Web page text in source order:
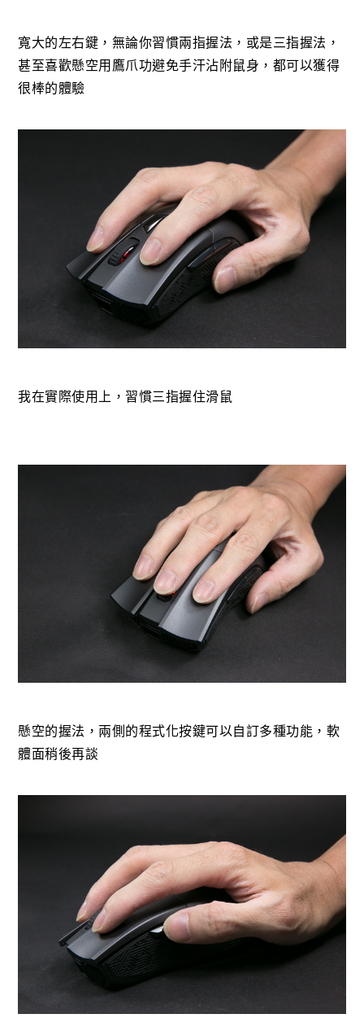
寬大的左右鍵，無論你習慣兩指握法，或是三指握法，
甚至喜歡懸空用鷹爪功避免手汗沾附鼠身，都可以獲得
很棒的體驗
我在實際使用上，習慣三指握住滑鼠
懸空的握法，兩側的程式化按鍵可以自訂多種功能，軟
體面稍後再談